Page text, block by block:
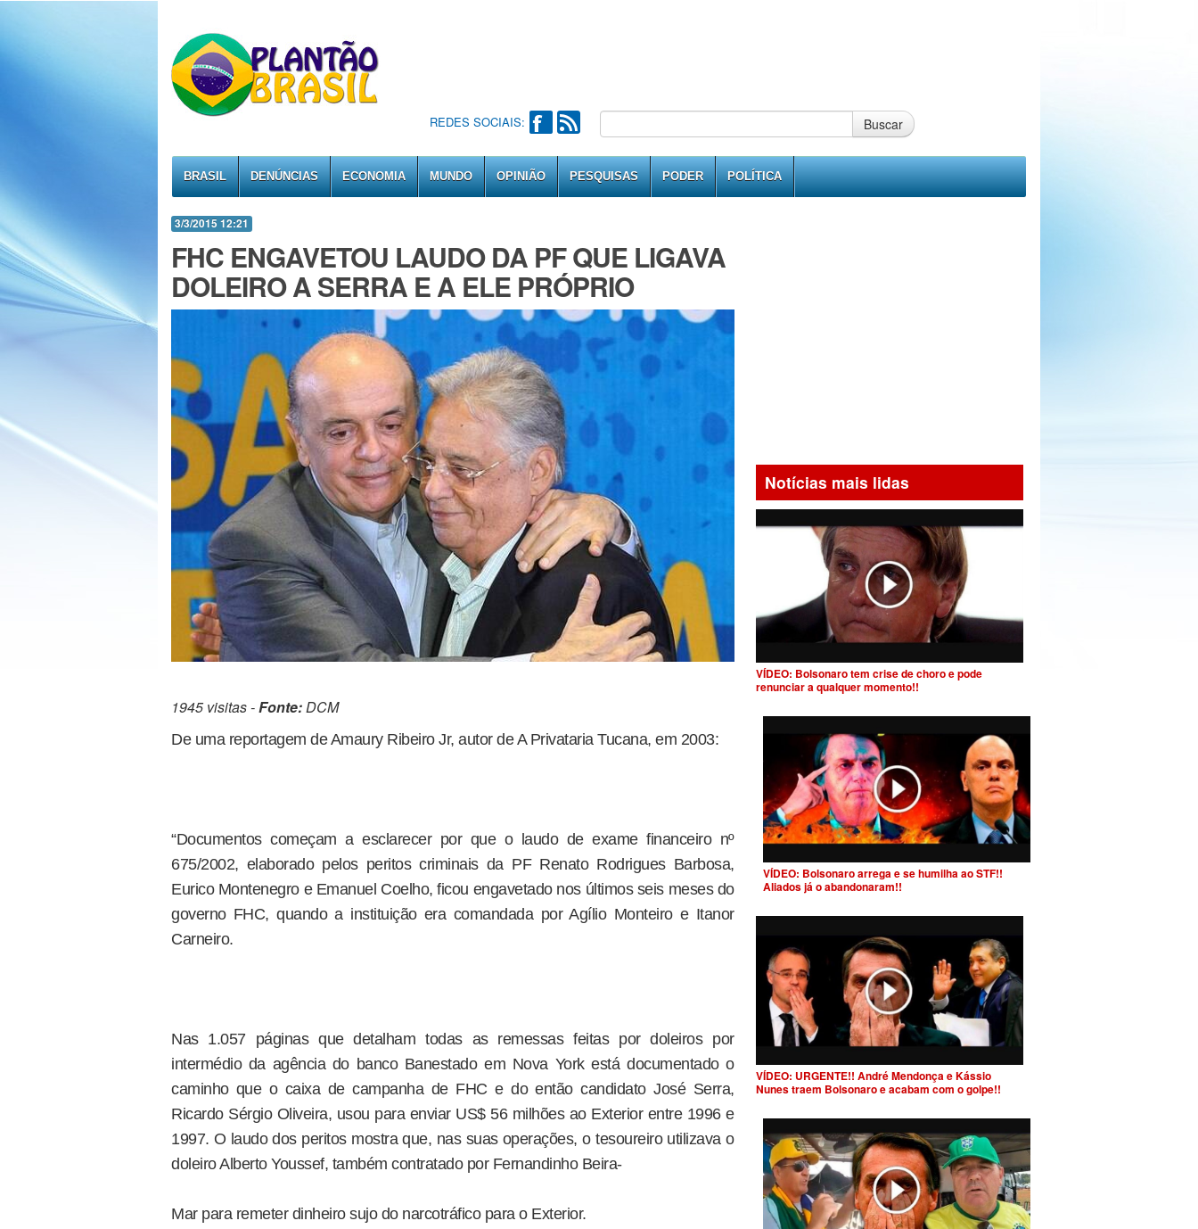
REDES SOCIAIS: Buscar
BRASIL DENÚNCIAS ECONOMIA MUNDO OPINIÃO PESQUISAS PODER POLÍTICA
3/3/2015 12:21
FHC ENGAVETOU LAUDO DA PF QUE LIGAVA
DOLEIRO A SERRA E A ELE PRÓPRIO
1945 visitas -Fonte:DCM
De uma reportagem de Amaury Ribeiro Jr, autor de A Privataria Tucana, em 2003:
“Documentos começam a esclarecer por que o laudo de exame financeiro nº
675/2002, elaborado pelos peritos criminais da PF Renato Rodrigues Barbosa,
Eurico Montenegro e Emanuel Coelho, ficou engavetado nos últimos seis meses do
governo FHC, quando a instituição era comandada por Agílio Monteiro e Itanor
Carneiro.
Nas 1.057 páginas que detalham todas as remessas feitas por doleiros por
intermédio da agência do banco Banestado em Nova York está documentado o
caminho que o caixa de campanha de FHC e do então candidato José Serra,
Ricardo Sérgio Oliveira, usou para enviar US$ 56 milhões ao Exterior entre 1996 e
1997. O laudo dos peritos mostra que, nas suas operações, o tesoureiro utilizava o
doleiro Alberto Youssef, também contratado por Fernandinho Beira-
Mar para remeter dinheiro sujo do narcotráfico para o Exterior.
Notícias mais lidas
VÍDEO: Bolsonaro tem crise de choro e pode
renunciar a qualquer momento!!
VÍDEO: Bolsonaro arrega e se humilha ao STF!!
Aliados já o abandonaram!!
VÍDEO: URGENTE!! André Mendonça e Kássio
Nunes traem Bolsonaro e acabam com o golpe!!